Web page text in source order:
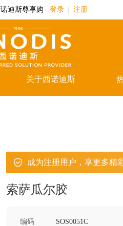
迪斯尊享购 登录 注册
关于西诺迪斯
成为注册用户，享更多精
索萨瓜尔胶
编码 SOS0051C